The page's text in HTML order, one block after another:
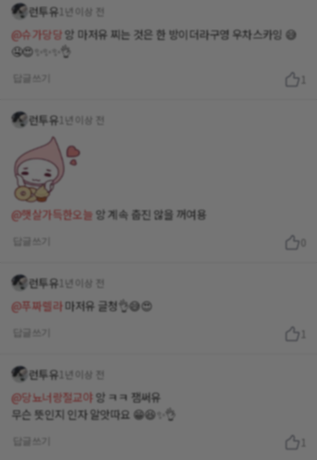
런투유 1년 이상 전
@슈가당당앙 마저유 찌는 것은 한 방이더라구영 우차스카잉 😅
🤤😍✨️✨️✨️👌
1
런투유 1년 이상 전
@햇살가득한오늘 앙 계속 춥진 않을 꺼여용
런투유 1년 이상 전
@푸짜렐라마저유 글청👌😅😍
1
런투유 1년 이상 전
@당뇨너랑절교야 앙 ㅋㅋ 잼써유
무슨 뜻인지 인자 알앗따요 😁😆✨️👌
1